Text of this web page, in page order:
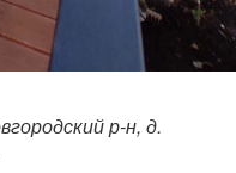
р-н, д.